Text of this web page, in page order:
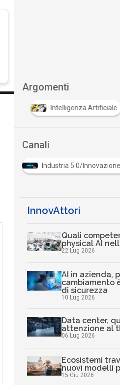
Argomenti
Intelligenza Artificiale
Canali
Industria 5.0/
InnovAttori
Quali
physical AI
22 Lug 2026
AI in azienda,
cambiamento
di sicurezza
10 Lug 2026
Data center,
attenzione al
06 Lug 2026
Ecosistemi
nuovi modelli
15 Giu 2026